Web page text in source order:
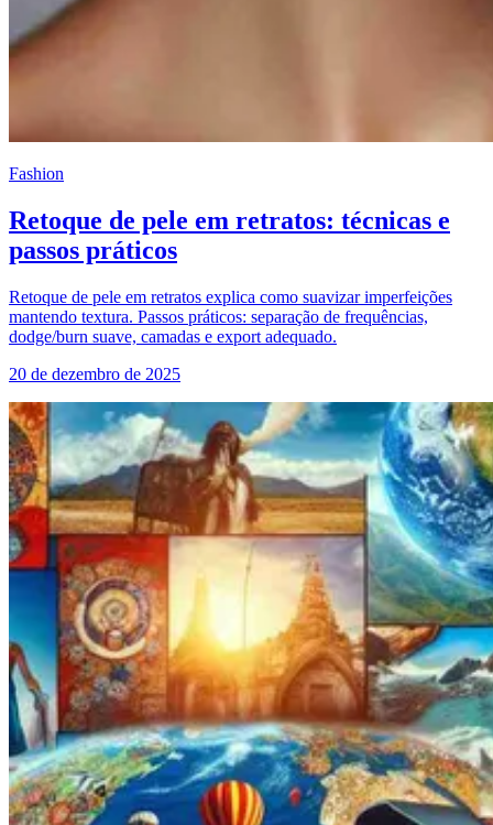
Fashion
Retoque de pele em retratos: técnicas e
passos práticos
Retoque de pele em retratos explica como suavizar imperfeições
mantendo textura. Passos práticos: separação de frequências,
dodge/burn suave, camadas e export adequado.
20 de dezembro de 2025